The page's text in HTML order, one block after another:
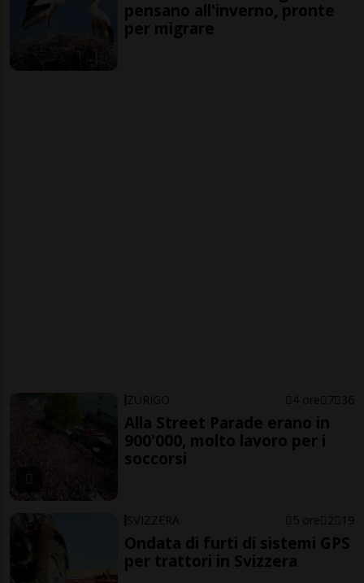
pensano all'inverno, pronte
per migrare
ZURIGO 4 ore 7 36
Alla Street Parade erano in
900'000, molto lavoro per i
soccorsi
SVIZZERA 5 ore 2 19
Ondata di furti di sistemi GPS
per trattori in Svizzera